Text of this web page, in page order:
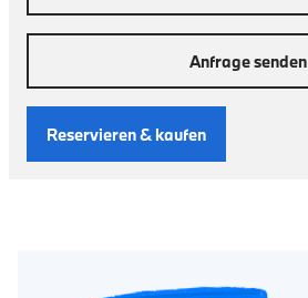
Anfrage senden
Reservieren & kaufen